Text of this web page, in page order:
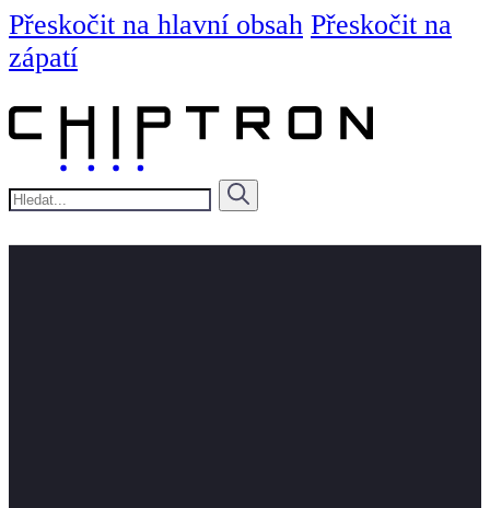
Přeskočit na hlavní obsah Přeskočit na
zápatí
Hledat